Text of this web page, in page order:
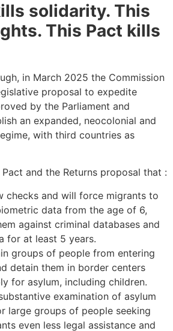
solidarity. This
This Pact kills
in March 2025 the Commission
proposal to expedite
by the Parliament and
an expanded, neocolonial and
with third countries as
and the Returns proposal that :
checks and will force migrants to
data from the age of 6,
against criminal databases and
for at least 5 years.
groups of people from entering
detain them in border centers
for asylum, including children.
examination of asylum
large groups of people seeking
even less legal assistance and